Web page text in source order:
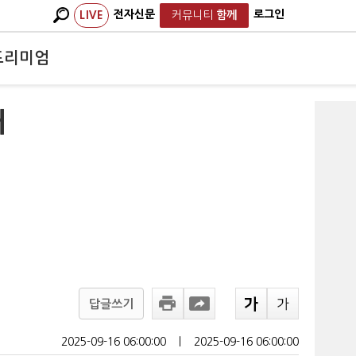
LIVE 전자신문 커뮤니티 함께 로그인
리미엄
답글쓰기
2025-09-16 06:00:00 2025-09-16 06:00:00